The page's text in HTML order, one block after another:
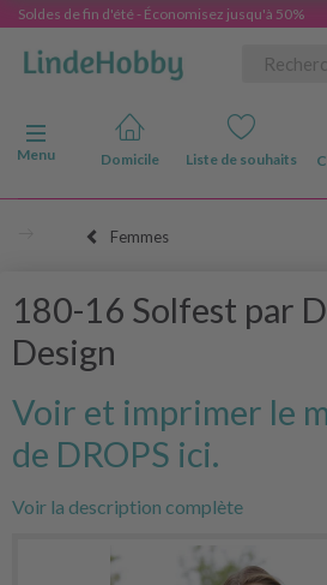
Soldes de fin d'été - Économisez jusqu'à 50%
Basculer la navigation
Menu
Domicile Liste de souhaits
Femmes
180-16 Solfest par
Design
Voir et imprimer le
de DROPS ici.
Voir la description complète